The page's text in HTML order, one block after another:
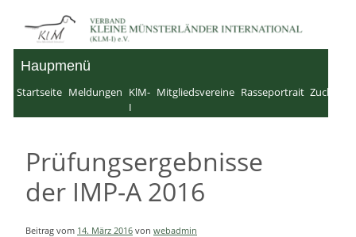
Zum
Inhalt
springen
Verband für Kleine
Münsterländer-
Haupmenü
Startseite Meldungen KlM-
I
Mitgliedsvereine Rasseportrait Zucht
Prüfungsergebnisse
der IMP-A 2016
Beitrag vom 14. März 2016 von webadmin